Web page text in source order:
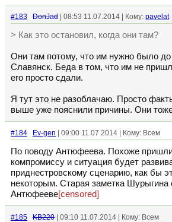
#183 DonJad | 08:53 11.07.2014 | Кому: pavelat
> Как это остановил, когда они там?
Они там потому, что им нужно было до
Славянск. Беда в том, что им не
его просто сдали.
Я тут это не разоблачаю. Просто
выше уже пояснили причины. Они
#184 Ev-gen | 09:00 11.07.2014 | Кому: Всем
По поводу Антюфеева. Похоже
компромиссу и ситуация будет
приднестровскому сценарию, как бы
некоторым. Старая заметка Шурыгина
Антюфееве[censored]
#185 KB220 | 09:10 11.07.2014 | Кому: Всем